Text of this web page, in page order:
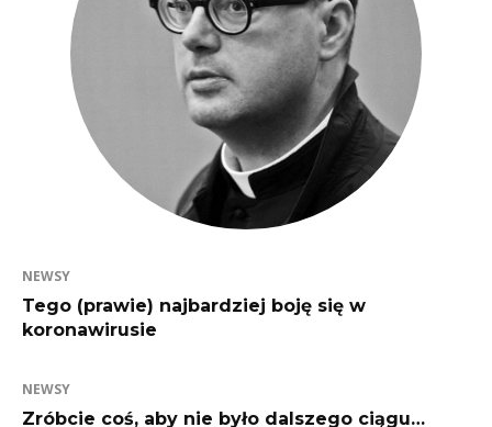
NEWSY
Tego (prawie) najbardziej boję się w
koronawirusie
NEWSY
Zróbcie coś, aby nie było dalszego ciągu…